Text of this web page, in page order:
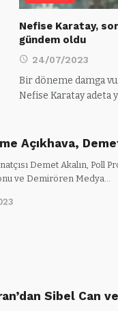
Nefise Karatay,
gündem oldu
24/07/2023
Bir döneme damga
Nefise Karatay adeta
Açıkhava,
Demet Akalın, Poll
ve Demirören Medya…
Sibel Can